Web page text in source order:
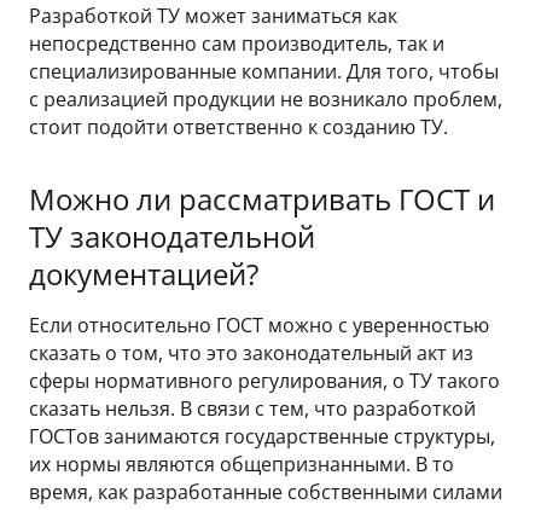
Разработкой ТУ может заниматься как
непосредственно сам производитель, так и
специализированные компании. Для того, чтобы
с реализацией продукции не возникало проблем,
стоит подойти ответственно к созданию ТУ.
Можно ли рассматривать ГОСТ и
ТУ законодательной
документацией?
Если относительно ГОСТ можно с уверенностью
сказать о том, что это законодательный акт из
сферы нормативного регулирования, о ТУ такого
сказать нельзя. В связи с тем, что разработкой
ГОСТов занимаются государственные структуры,
их нормы являются общепризнанными. В то
время, как разработанные собственными силами